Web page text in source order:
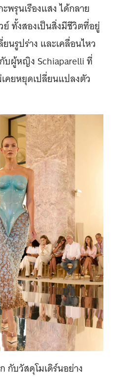
พรุนเรืองแสง ได้กลาย
ย์ ทั้งสองเป็นสิ่งมีชีวิตที่อยู่
นรูปร่าง และเคลื่อนไหว
บผู้หญิง Schiaparelli ที่
คยหยุดเปลี่ยนแปลงตัว
กับวัสดุโมเดิร์นอย่าง